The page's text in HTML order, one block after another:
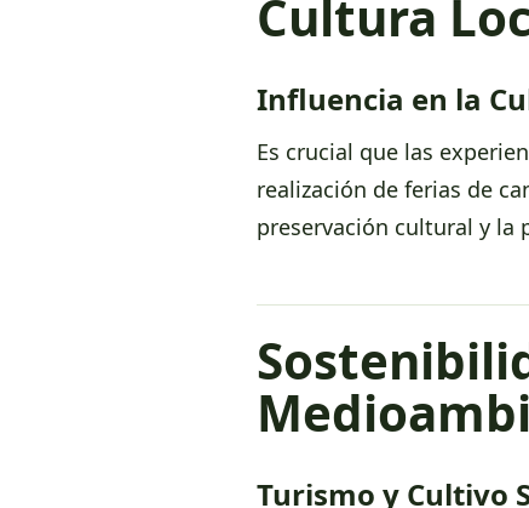
Cultura
Influencia en la
Es crucial que las
realización de ferias de
preservación cultural y
Turismo y Cultivo